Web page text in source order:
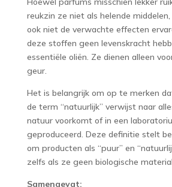
reukzin ze niet als helende
ook niet de verwachte effecten
deze stoffen geen levenskracht
essentiële oliën. Ze dienen alleen
geur.
Het is belangrijk om op te merken
de term “natuurlijk” verwijst naar
natuur voorkomt of in een
geproduceerd. Deze definitie stelt
om producten als “puur” en
zelfs als ze geen biologische
Samengevat: